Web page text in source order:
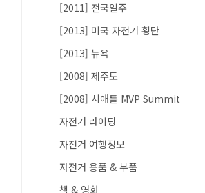
[2011] 전국일주
[2013] 미국 자전거 횡단
[2013] 뉴욕
[2008] 제주도
[2008] 시애틀 MVP Summit
자전거 라이딩
자전거 여행정보
자전거 용품 & 부품
책 & 영화